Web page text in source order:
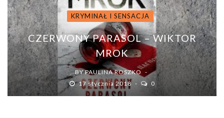
KRYMINAŁ I SENSACJA
CZERWONY PARASOL – WIKTOR
MROK
BYPAULINA ROSZKO
17 stycznia 2018
0